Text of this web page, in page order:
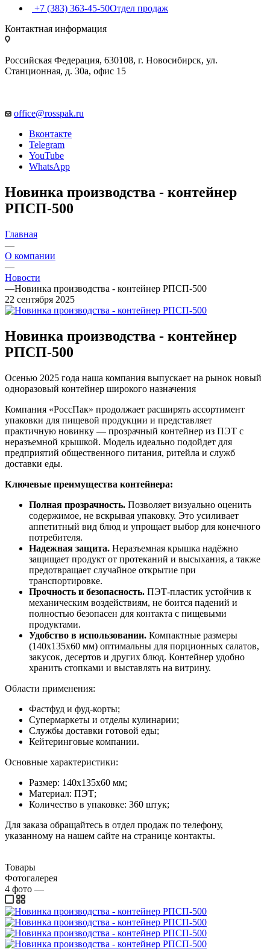
+7 (383) 363-45-50Отдел продаж
Контактная информация
Российская Федерация, 630108, г. Новосибирск, ул.
Станционная, д. 30а, офис 15
office@rosspak.ru
Вконтакте
Telegram
YouTube
WhatsApp
Новинка производства - контейнер
РПСП-500
Главная
—
О компании
—
Новости
—Новинка производства - контейнер РПСП-500
22 сентября 2025
Новинка производства - контейнер
РПСП-500
Осенью 2025 года наша компания выпускает на рынок новый
одноразовый контейнер широкого назначения
Компания «РоссПак» продолжает расширять ассортимент
упаковки для пищевой продукции и представляет
практичную новинку — прозрачный контейнер из ПЭТ с
неразъемной крышкой. Модель идеально подойдет для
предприятий общественного питания, ритейла и служб
доставки еды.
Ключевые преимущества контейнера:
Полная прозрачность. Позволяет визуально оценить
содержимое, не вскрывая упаковку. Это усиливает
аппетитный вид блюд и упрощает выбор для конечного
потребителя.
Надежная защита. Неразъемная крышка надёжно
защищает продукт от протеканий и высыхания, а также
предотвращает случайное открытие при
транспортировке.
Прочность и безопасность. ПЭТ-пластик устойчив к
механическим воздействиям, не боится падений и
полностью безопасен для контакта с пищевыми
продуктами.
Удобство в использовании. Компактные размеры
(140х135х60 мм) оптимальны для порционных салатов,
закусок, десертов и других блюд. Контейнер удобно
хранить стопками и выставлять на витрину.
Области применения:
Фастфуд и фуд-корты;
Супермаркеты и отделы кулинарии;
Службы доставки готовой еды;
Кейтеринговые компании.
Основные характеристики:
Размер: 140х135х60 мм;
Материал: ПЭТ;
Количество в упаковке: 360 штук;
Для заказа обращайтесь в отдел продаж по телефону,
указанному на нашем сайте на странице контакты.
Товары
Фотогалерея
4 фото —